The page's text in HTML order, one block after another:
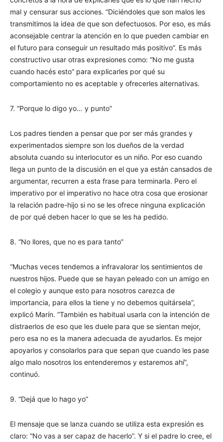
mal y censurar sus acciones. “Diciéndoles que son malos les
transmitimos la idea de que son defectuosos. Por eso, es más
aconsejable centrar la atención en lo que pueden cambiar en
el futuro para conseguir un resultado más positivo”. Es más
constructivo usar otras expresiones como: “No me gusta
cuando hacés esto” para explicarles por qué su
comportamiento no es aceptable y ofrecerles alternativas.
7. “Porque lo digo yo… y punto”
Los padres tienden a pensar que por ser más grandes y
experimentados siempre son los dueños de la verdad
absoluta cuando su interlocutor es un niño. Por eso cuando
llega un punto de la discusión en el que ya están cansados de
argumentar, recurren a esta frase para terminarla. Pero el
imperativo por el imperativo no hace otra cosa que erosionar
la relación padre-hijo si no se les ofrece ninguna explicación
de por qué deben hacer lo que se les ha pedido.
8. “No llores, que no es para tanto”
“Muchas veces tendemos a infravalorar los sentimientos de
nuestros hijos. Puede que se hayan peleado con un amigo en
el colegio y aunque esto para nosotros carezca de
importancia, para ellos la tiene y no debemos quitársela”,
explicó Marín. “También es habitual usarla con la intención de
distraerlos de eso que les duele para que se sientan mejor,
pero esa no es la manera adecuada de ayudarlos. Es mejor
apoyarlos y consolarlos para que sepan que cuando les pase
algo malo nosotros los entenderemos y estaremos ahí”,
continuó.
9. “Dejá que lo hago yo”
El mensaje que se lanza cuando se utiliza esta expresión es
claro: “No vas a ser capaz de hacerlo”. Y si el padre lo cree, el